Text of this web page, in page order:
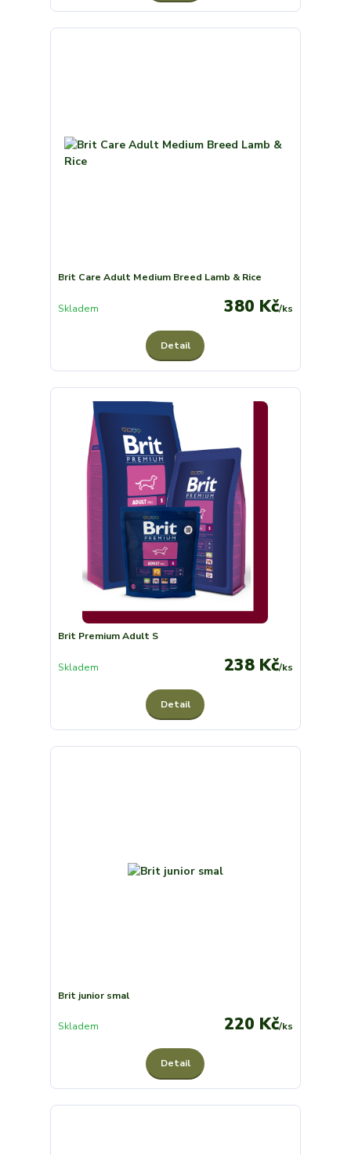
Brit Care Adult Medium Breed Lamb & Rice
380 Kč/ks
Skladem
Detail
Brit Premium Adult S
238 Kč/ks
Skladem
Detail
Brit junior smal
220 Kč/ks
Skladem
Detail